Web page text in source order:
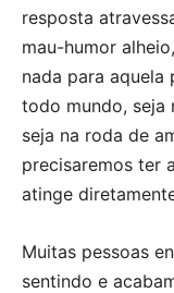
resposta
mau-humor
nada para aquela
todo mundo, seja
seja na roda de
precisaremos ter
atinge
Muitas pessoas
sentindo e